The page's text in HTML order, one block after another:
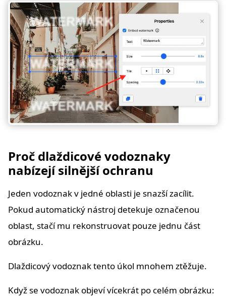
Proč dlaždicové vodoznaky
nabízejí silnější ochranu
Jeden vodoznak v jedné oblasti je snazší zacílit.
Pokud automatický nástroj detekuje označenou
oblast, stačí mu rekonstruovat pouze jednu část
obrázku.
Dlaždicový vodoznak tento úkol mnohem ztěžuje.
Když se vodoznak objeví vícekrát po celém obrázku: